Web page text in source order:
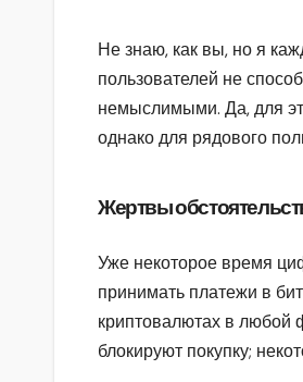
Не знаю, как вы, но я
пользователей не
немыслимыми. Да, для
однако для рядового
Жертвы
Уже некоторое время
принимать платежи в
криптовалютах в любой
блокируют покупку;